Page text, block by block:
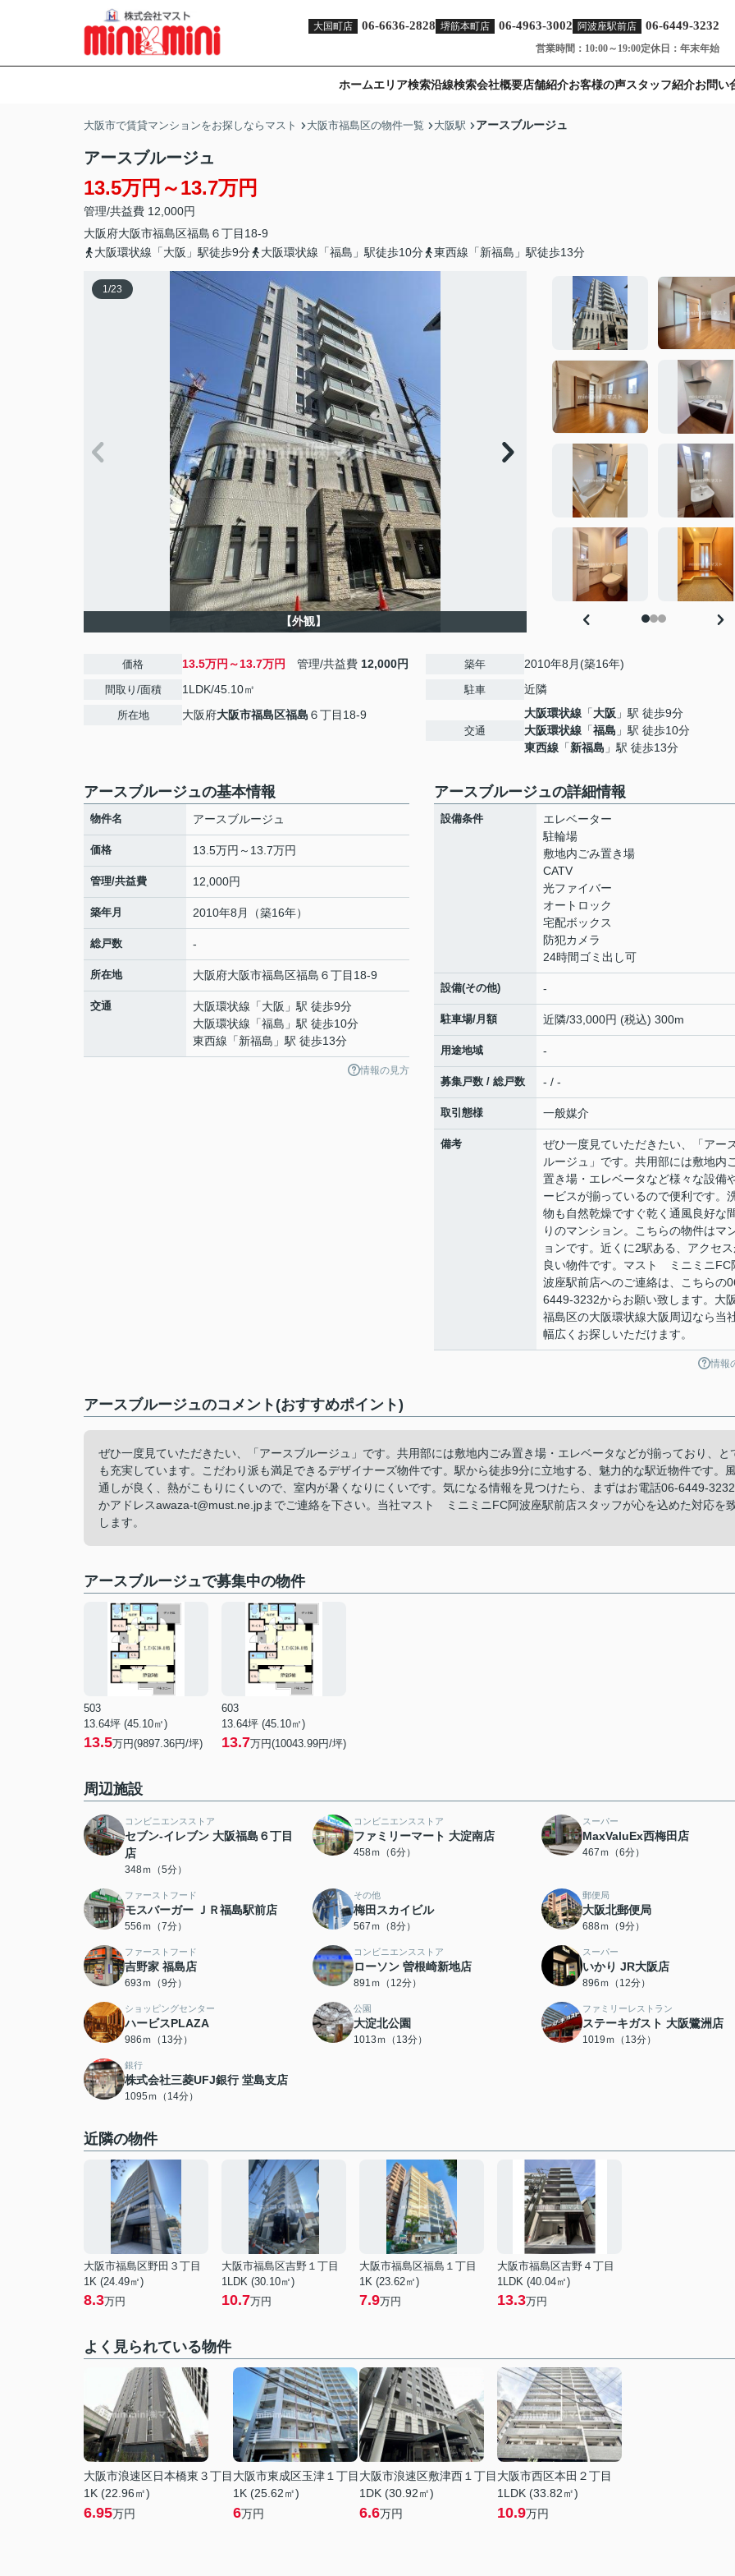
大国町店 06-6636-2828 堺筋本町店 06-4963-3002 阿波座駅前店 06-6449-3232
営業時間：10:00～19:00定休日：年末年始
ホームエリア検索沿線検索会社概要店舗紹介お客様の声スタッフ紹介お問い
大阪市で賃貸マンションをお探しならマスト 大阪市福島区の物件一覧 大阪駅 アースブルージュ
アースブルージュ
13.5万円～13.7万円
管理/共益費 12,000円
大阪府大阪市福島区福島 ６丁目18-9
大阪環状線「大阪」駅徒歩9分
大阪環状線「福島」駅徒歩10分 東西線「新福島」駅徒歩13分
1/23
【外観】
価格 13.5万円～13.7万円 管理/共益費 12,000円
間取り/面積 1LDK/45.10㎡
所在地 大阪府大阪市福島区福島 ６丁目18-9
築年 2010年8月(築16年)
駐車 近隣
交通
大阪環状線 「大阪 」駅 徒歩9分
大阪環状線 「福島 」駅 徒歩10分
東西線 「新福島 」駅 徒歩13分
アースブルージュの基本情報
物件名 アースブルージュ
価格 13.5万円～13.7万円
管理/共益費 12,000円
築年月 2010年8月（築16年）
総戸数 -
所在地 大阪府大阪市福島区福島 ６丁目18-9
交通 大阪環状線 「大阪 」駅 徒歩9分
大阪環状線 「福島 」駅 徒歩10分
東西線 「新福島 」駅 徒歩13分
情報の見方
アースブルージュの詳細情報
設備条件
エレベーター
駐輪場
敷地内ごみ置き場
CATV
光ファイバー
オートロック
宅配ボックス
防犯カメラ
24時間ゴミ出し可
設備(その他) -
駐車場/月額 近隣/33,000円 (税込) 300m
用途地域 -
募集戸数 / 総戸数 - / -
取引態様 一般媒介
備考
ぜひ一度見ていただきたい、「アー
ルージュ」です。共用部には敷地内
置き場・エレベータなど様々な設備
ービスが揃っているので便利です。
物も自然乾燥ですぐ乾く通風良好な
りのマンション。こちらの物件はマ
ョンです。近くに2駅ある、アクセ
良い物件です。マスト ミニミニFC
波座駅前店へのご連絡は、こちらの
6449-3232からお願い致します。大
福島区の大阪環状線大阪周辺なら当
幅広くお探しいただけます。
情報
アースブルージュのコメント(おすすめポイント)
ぜひ一度見ていただきたい、「アースブルージュ」です。共用部には敷地内ごみ置き場・エレベータなどが揃っており、と
も充実しています。こだわり派も満足できるデザイナーズ物件です。駅から徒歩9分に立地する、魅力的な駅近物件です。
通しが良く、熱がこもりにくいので、室内が暑くなりにくいです。気になる情報を見つけたら、まずはお電話06-6449-3232
かアドレスawaza-t@must.ne.jpまでご連絡を下さい。当社マスト ミニミニFC阿波座駅前店スタッフが心を込めた対応を
します。
アースブルージュで募集中の物件
503
13.64坪 (45.10㎡)
13.5万円(9897.36円/坪)
603
13.64坪 (45.10㎡)
13.7万円(10043.99円/坪)
周辺施設
コンビニエンスストア
セブン-イレブン 大阪福島６丁目
店
348ｍ（5分）
コンビニエンスストア
ファミリーマート 大淀南店
458ｍ（6分）
スーパー
MaxValuEx西梅田店
467ｍ（6分）
ファーストフード
モスバーガー ＪＲ福島駅前店
556ｍ（7分）
その他
梅田スカイビル
567ｍ（8分）
郵便局
大阪北郵便局
688ｍ（9分）
ファーストフード
吉野家 福島店
693ｍ（9分）
コンビニエンスストア
ローソン 曽根崎新地店
891ｍ（12分）
スーパー
いかり JR大阪店
896ｍ（12分）
ショッピングセンター
ハービスPLAZA
986ｍ（13分）
公園
大淀北公園
1013ｍ（13分）
ファミリーレストラン
ステーキガスト 大阪鷺洲店
1019ｍ（13分）
銀行
株式会社三菱UFJ銀行 堂島支店
1095ｍ（14分）
近隣の物件
大阪市福島区野田３丁目
1K (24.49㎡)
8.3万円
大阪市福島区吉野１丁目
1LDK (30.10㎡)
10.7万円
大阪市福島区福島１丁目
1K (23.62㎡)
7.9万円
大阪市福島区吉野４丁目
1LDK (40.04㎡)
13.3万円
よく見られている物件
大阪市浪速区日本橋東３丁目
1K (22.96㎡)
6.95万円
大阪市東成区玉津１丁目
1K (25.62㎡)
6万円
大阪市浪速区敷津西１丁目
1DK (30.92㎡)
6.6万円
大阪市西区本田２丁目
1LDK (33.82㎡)
10.9万円